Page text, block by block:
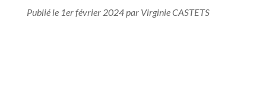
Publié le 1er février 2024 par Virginie CASTETS